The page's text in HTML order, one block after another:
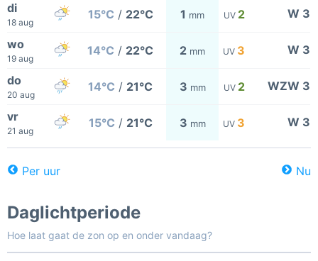
di
18 aug
15°C / 22°C 1 mm UV 2 W 3
wo
19 aug
14°C / 22°C 2 mm UV 3 W 3
do
20 aug
14°C / 21°C 3 mm UV 2 WZW 3
vr
21 aug
15°C / 21°C 3 mm UV 3 W 3
Per uur Nu
Daglichtperiode
Hoe laat gaat de zon op en onder vandaag?